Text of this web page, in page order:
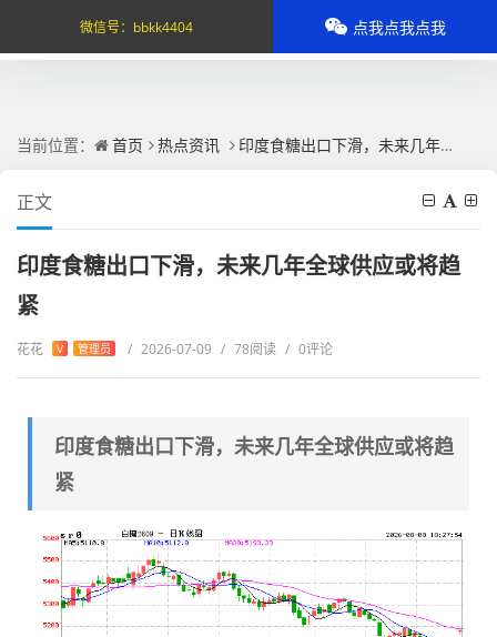
当前位置： 首页 热点资讯 印度食糖出口下滑，未来几年全球供应或将趋紧
正文
印度食糖出口下滑，未来几年全球供应或将趋
紧
花花 V 管理员 / 2026-07-09 / 78阅读 / 0评论
印度食糖出口下滑，未来几年全球供应或将趋
紧
微信号： bbkk4404 点我点我点我